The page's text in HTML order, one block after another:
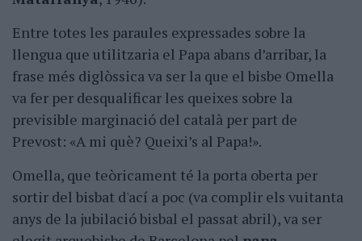
Entre totes les paraules expressades sobre la
llengua que utilitzaria el Papa abans d’arribar, la
frase més diglòssica va ser la que el bisbe Omella
va fer per desqualificar les queixes sobre la
previsible marginació del català per part de
Prevost: «A mi què? Queixi’s al Papa!».
Omella, que teòricament té la porta oberta per
sortir del bisbat d'ací a poc (va complir els vuitanta
anys de la jubilació bisbal el passat abril), va ser